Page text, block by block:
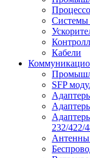
Системы
Кабели
SFP
232/422/
Антенны